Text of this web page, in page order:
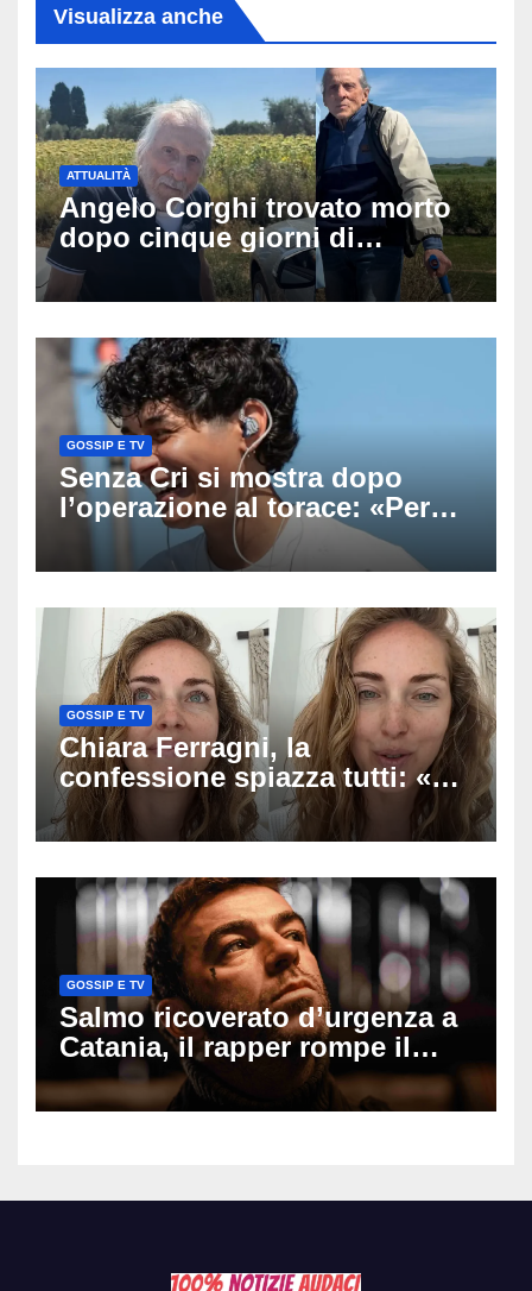
Visualizza anche
ATTUALITÀ
Angelo Corghi trovato morto
dopo cinque giorni di
ricerche: il giallo dell’80enne
scomparso dopo essere
GOSSIP E TV
Senza Cri si mostra dopo
l’operazione al torace: «Per
anni mi sentivo in trappola», il
racconto sul difficile percorso
GOSSIP E TV
Chiara Ferragni, la
confessione spiazza tutti: «Un
mio ex voleva che mi rifacessi
il seno». Poi svela i ritocchi di
GOSSIP E TV
Salmo ricoverato d’urgenza a
Catania, il rapper rompe il
silenzio dopo la notte in
ospedale: come sta e cosa